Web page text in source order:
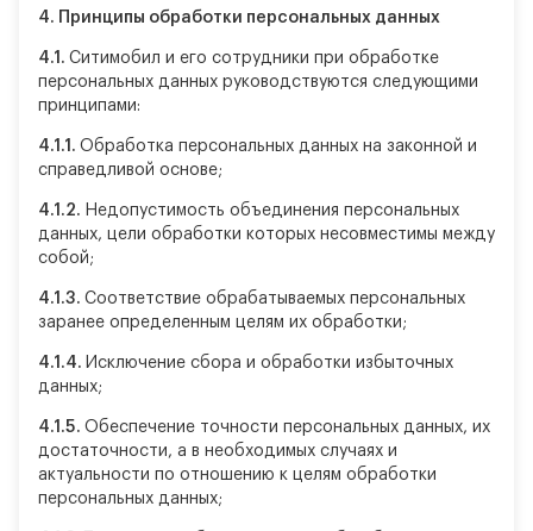
4. Принципы обработки персональных данных
4.1. Ситимобил и его сотрудники при обработке
персональных данных руководствуются следующими
принципами:
4.1.1. Обработка персональных данных на законной и
справедливой основе;
4.1.2. Недопустимость объединения персональных
данных, цели обработки которых несовместимы между
собой;
4.1.3. Соответствие обрабатываемых персональных
заранее определенным целям их обработки;
4.1.4. Исключение сбора и обработки избыточных
данных;
4.1.5. Обеспечение точности персональных данных, их
достаточности, а в необходимых случаях и
актуальности по отношению к целям обработки
персональных данных;